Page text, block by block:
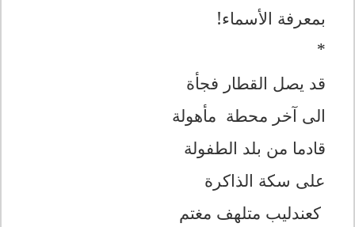
بمعرفة الأسماء!
*
قد يصل القطار فجأة
الى آخر محطة مأهولة
قادما من بلد الطفولة
على سكة الذاكرة
کعندليب متلهف مغتم